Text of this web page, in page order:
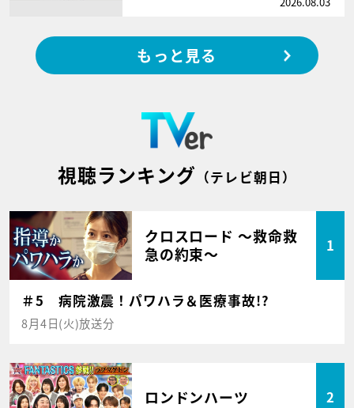
もっと見る
視聴ランキング （テレビ朝日）
クロスロード ～救命救
急の約束～
1
＃5 病院激震！パワハラ＆医療事故!?
8月4日(火)放送分
ロンドンハーツ 2